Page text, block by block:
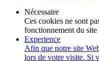
Nécessaire
Ces cookies ne sont
fonctionnement du site
Experience
Afin que notre site
lors de votre visite. Si